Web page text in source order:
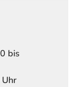
bis